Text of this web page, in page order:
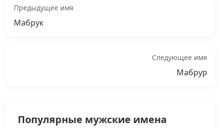
Предыдущее имя
Мабрук
Следующее имя
Мабрур
Популярные мужские имена